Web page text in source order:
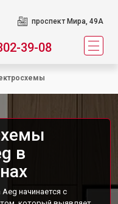
проспект Мира, 49А
39-08
в
начинается с